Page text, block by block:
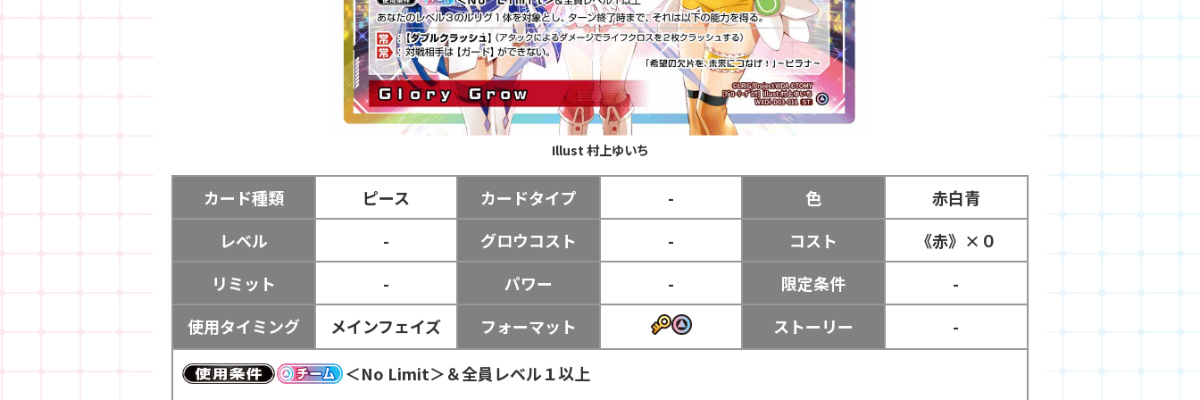
Illust村上ゆいち
カード種類 ピース カードタイプ - 色
赤白青
レベル
- グロウコスト - コスト
《赤》×０
リミット
- パワー - 限定条件
-
使用タイミング
メインフェイズ フォーマット ストーリー -
＜No Limit＞＆全員レベル１以上